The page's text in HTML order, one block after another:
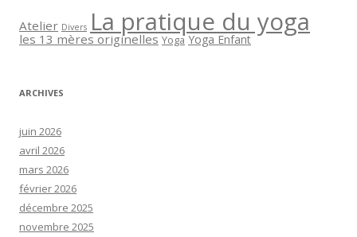
Atelier Divers La pratique du yoga
les 13 mères originelles Yoga Yoga Enfant
ARCHIVES
juin 2026
avril 2026
mars 2026
février 2026
décembre 2025
novembre 2025